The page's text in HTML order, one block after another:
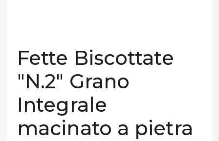
Preferiti
Blog
Fette Biscottate
"N.2" Grano
Integrale
macinato a pietra